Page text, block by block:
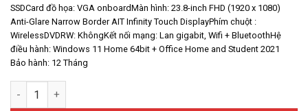
SSDCard đồ họa: VGA onboardMàn hình: 23.8-inch FHD (1920 x 1080)
Anti-Glare Narrow Border AIT Infinity Touch DisplayPhím chuột :
WirelessDVDRW: KhôngKết nối mạng: Lan gigabit, Wifi + BluetoothHệ
điều hành: Windows 11 Home 64bit + Office Home and Student 2021
Bảo hành: 12 Tháng
Máy tính bàn All in one Dell Inspiron DT 5420 42INAIO540022